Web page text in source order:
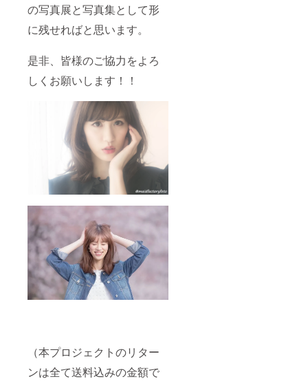
の写真展と写真集として形
に残せればと思います。
是非、皆様のご協力をよろ
しくお願いします！！
（本プロジェクトのリター
ンは全て送料込みの金額で